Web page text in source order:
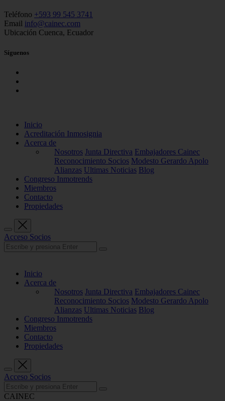
Teléfono +593 99 545 3741
Email info@cainec.com
Ubicación Cuenca, Ecuador
Síguenos
Inicio
Acreditación Inmosignia
Acerca de
Nosotros Junta Directiva Embajadores Cainec
Reconocimiento Socios Modesto Gerardo Apolo
Alianzas Ultimas Noticias Blog
Congreso Inmotrends
Miembros
Contacto
Propiedades
Acceso Socios
Inicio
Acerca de
Nosotros Junta Directiva Embajadores Cainec
Reconocimiento Socios Modesto Gerardo Apolo
Alianzas Ultimas Noticias Blog
Congreso Inmotrends
Miembros
Contacto
Propiedades
Acceso Socios
CAINEC